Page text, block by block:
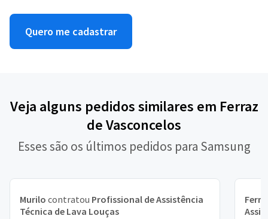
Quero me cadastrar
Veja alguns pedidos similares em Ferraz
de Vasconcelos
Esses são os últimos pedidos para Samsung
Murilo contratou Profissional de Assistência
Técnica de Lava Louças